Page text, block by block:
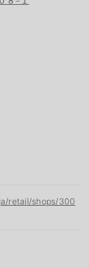
retail/shops/300